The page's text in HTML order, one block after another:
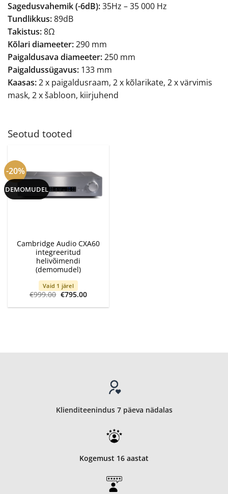
Sagedusvahemik (-6dB):35Hz – 35 000 Hz
Tundlikkus:89dB
Takistus:8Ω
Kõlari diameeter:290 mm
Paigaldusava diameeter:250 mm
Paigaldussügavus: 133 mm
Kaasas:2 x paigaldusraam, 2 x kõlarikate, 2 x värvimis
mask, 2 x šabloon, kiirjuhend
Seotud tooted
-20%
DEMOMUDEL
Cambridge Audio CXA60
integreeritud
helivõimendi
(demomudel)
Vaid 1 järel
€999.00 Algne
hind
oli:
€795.00Current
is:
Klienditeenindus 7 päeva nädalas
Kogemust 16 aastat